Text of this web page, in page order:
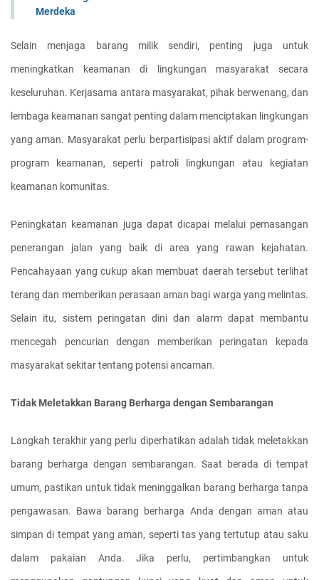
Merdeka
Selain menjaga barang milik sendiri, penting juga untuk
meningkatkan keamanan di lingkungan masyarakat secara
keseluruhan. Kerjasama antara masyarakat, pihak berwenang, dan
lembaga keamanan sangat penting dalam menciptakan lingkungan
yang aman. Masyarakat perlu berpartisipasi aktif dalam program-
program keamanan, seperti patroli lingkungan atau kegiatan
keamanan komunitas.
Peningkatan keamanan juga dapat dicapai melalui pemasangan
penerangan jalan yang baik di area yang rawan kejahatan.
Pencahayaan yang cukup akan membuat daerah tersebut terlihat
terang dan memberikan perasaan aman bagi warga yang melintas.
Selain itu, sistem peringatan dini dan alarm dapat membantu
mencegah pencurian dengan memberikan peringatan kepada
masyarakat sekitar tentang potensi ancaman.
Tidak Meletakkan Barang Berharga dengan Sembarangan
Langkah terakhir yang perlu diperhatikan adalah tidak meletakkan
barang berharga dengan sembarangan. Saat berada di tempat
umum, pastikan untuk tidak meninggalkan barang berharga tanpa
pengawasan. Bawa barang berharga Anda dengan aman atau
simpan di tempat yang aman, seperti tas yang tertutup atau saku
dalam pakaian Anda. Jika perlu, pertimbangkan untuk